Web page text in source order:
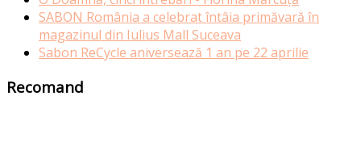
SABON România a celebrat întâia primăvară în
magazinul din Iulius Mall Suceava
Sabon ReCycle aniversează 1 an pe 22 aprilie
Recomand